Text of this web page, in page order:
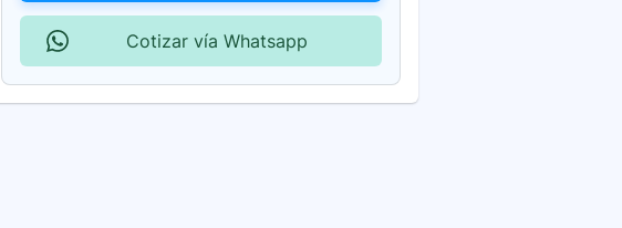
Cotizar vía Whatsapp